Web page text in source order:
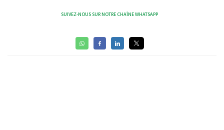
SUIVEZ-NOUS SUR NOTRE CHAÎNE WHATSAPP